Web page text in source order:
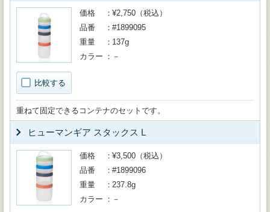
比較する
価格
¥2,750（税込）
品番
#1899095
重量
137g
カラー
－
重ねて固定できるコンテナのセットです。
ヒューマンギア スタックス L
価格
¥3,500（税込）
品番
#1899096
重量
237.8g
カラー
－